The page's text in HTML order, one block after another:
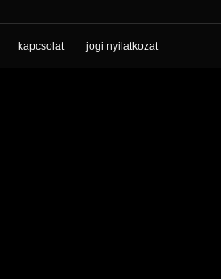
kapcsolat jogi nyilatkozat